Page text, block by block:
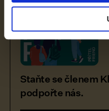
Staňte se členem
podpořte nás.